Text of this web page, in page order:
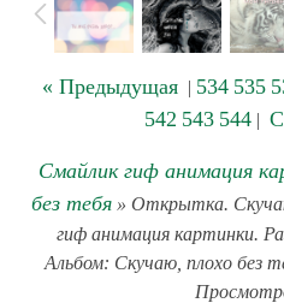
« Предыдущая| 534 535
542 543 544 |
Смайлик гиф анимация
без тебя » Открытка.
гиф анимация картинки.
Альбом: Скучаю, плохо без